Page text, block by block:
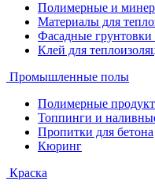
Полимерные и
Материалы для
Фасадные грунтовки
Клей для
Промышленные полы
Полимерные
Топпинги и
Пропитки для бетона
Кюринг
Краска